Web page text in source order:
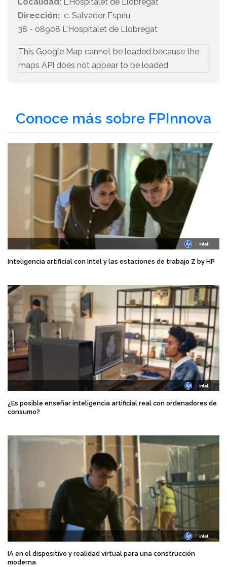
Dirección: c. Salvador Espriu,
38 - 08908 L'Hospitalet de Llobregat
This Google Map cannot be loaded because the
maps API does not appear to be loaded
Conoce más sobre FPInnova
Inteligencia artificial con Intel y las estaciones de trabajo Z by HP
¿Es posible enseñar inteligencia artificial real con ordenadores de
consumo?
IA en el dispositivo y realidad virtual para una construcción
moderna